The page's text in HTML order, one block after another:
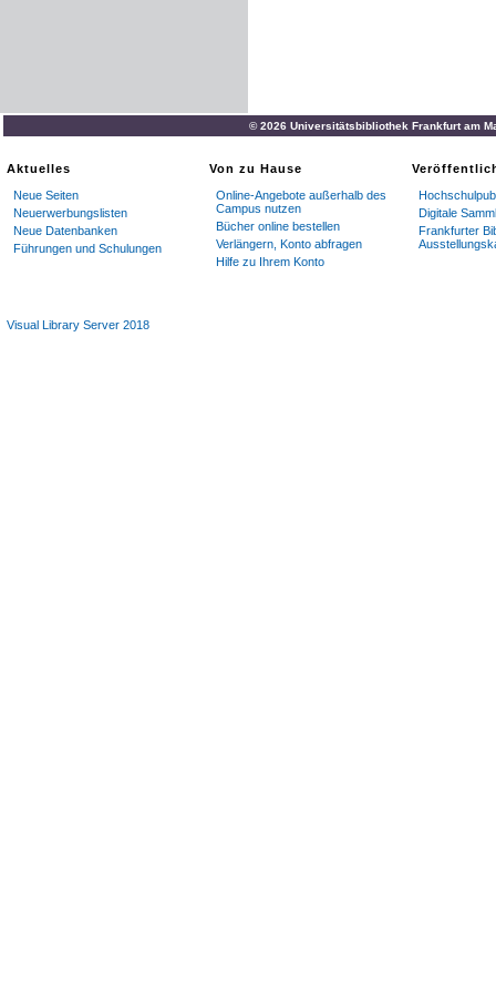
© 2026 Universitätsbibliothek Frankfurt am
Aktuelles
Neue Seiten
Neuerwerbungslisten
Neue Datenbanken
Führungen und Schulungen
Von zu Hause
Online-Angebote außerhalb des
Campus nutzen
Bücher online bestellen
Verlängern, Konto abfragen
Hilfe zu Ihrem Konto
Digitale
Frankfurter
Visual Library Server 2018